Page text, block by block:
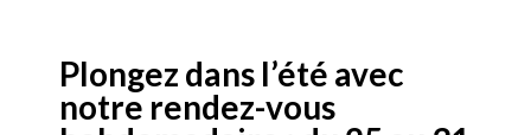
Plongez dans l’été avec
notre rendez-vous